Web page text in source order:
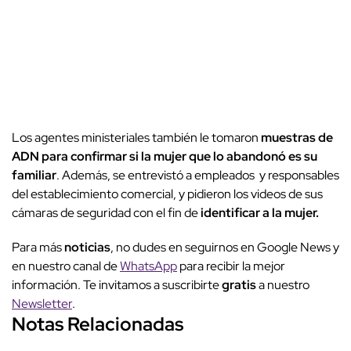
Los agentes ministeriales también le tomaronmuestras de
ADN para confirmar si la mujer que lo abandonó es su
familiar. Además, se entrevistó a empleados y responsables
del establecimiento comercial, y pidieron los videos de sus
cámaras de seguridad con el fin deidentificar a la mujer.
Para másnoticias, no dudes en seguirnos en Google News y
en nuestro canal deWhatsApppara recibir la mejor
información. Te invitamos a suscribirtegratisa nuestro
Newsletter.
Notas Relacionadas